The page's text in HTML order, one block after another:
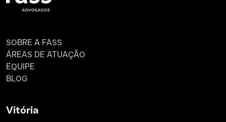
SOBRE A FASS
ÁREAS DE ATUAÇÃO
EQUIPE
BLOG
Vitória